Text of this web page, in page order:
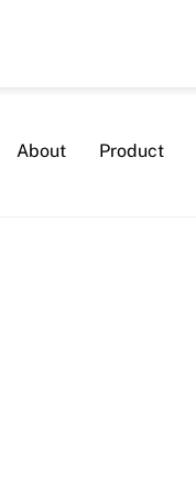
About Product